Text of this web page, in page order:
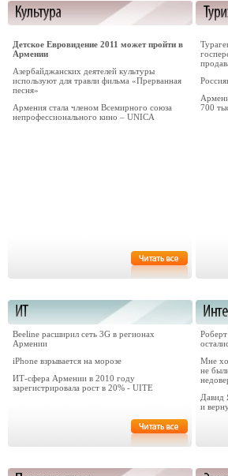
Детское Евровидение 2011 может пройти в
Армении
Азербайджанских деятелей культуры
используют для травли фильма «Прерванная
песня»
Армения стала членом Всемирного союза
непрофессионального кино – UNICA
700
Beeline расширил сеть 3G в регионах
Армении
iPhone взрывается на морозе
ИТ-сфера Армении в 2010 году
зарегистрировала рост в 20% - UITE
Мне
не
Давид
и